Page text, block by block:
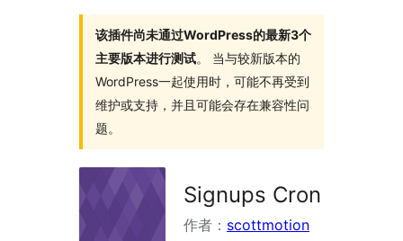
该插件尚未通过WordPress的最新3个
主要版本进行测试。 当与较新版本的
WordPress一起使用时，可能不再受到
维护或支持，并且可能会存在兼容性问
题。
Signups Cron
作者： scottmotion